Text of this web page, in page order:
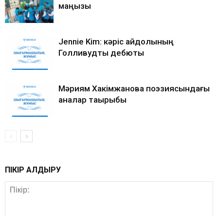
маңызы
Jennie Kim: кәріс айдолының
Голливудтық дебюты
Мәриям Хакімжанова поэзиясындағы
аналар тақырыбы
ПІКІР ҚАЛДЫРУ